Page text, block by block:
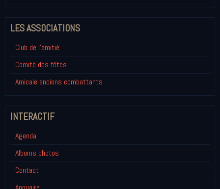
LES ASSOCIATIONS
Club de l'amitié
Comité des fêtes
Amicale anciens combattants
INTERACTIF
Agenda
Albums photos
Contact